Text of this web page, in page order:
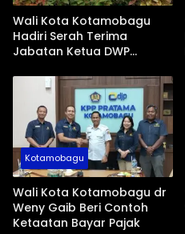
Wali Kota Kotamobagu
Hadiri Serah Terima
Jabatan Ketua DWP
Kotamobagu
Wali Kota Kotamobagu dr
Weny Gaib Beri Contoh
Ketaatan Bayar Pajak